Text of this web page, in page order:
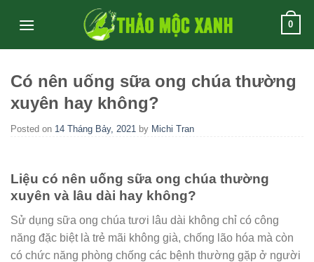
0
Có nên uống sữa ong chúa thường
xuyên hay không?
Posted on 14 Tháng Bảy, 2021 by Michi Tran
Liệu có nên uống sữa ong chúa thường
xuyên và lâu dài hay không?
Sử dụng sữa ong chúa tươi lâu dài không chỉ có công
năng đặc biệt là trẻ mãi không già, chống lão hóa mà còn
có chức năng phòng chống các bệnh thường gặp ở người